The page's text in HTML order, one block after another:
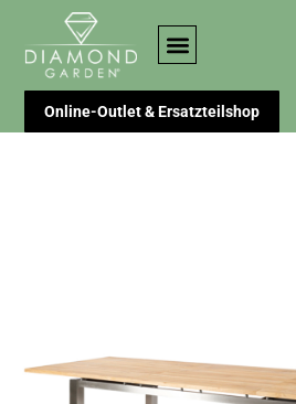
Online-Outlet & Ersatzteilshop